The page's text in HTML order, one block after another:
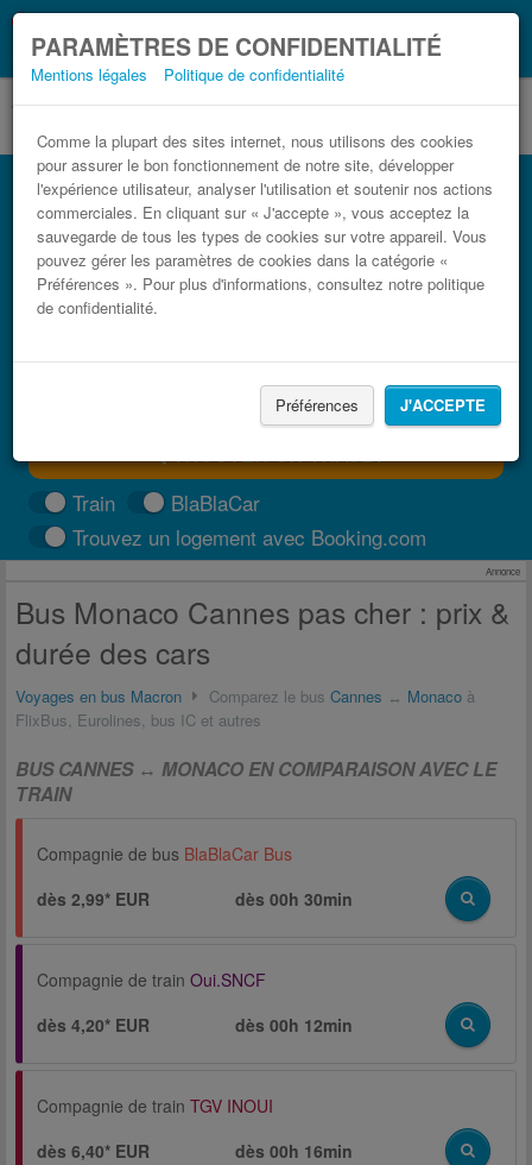
PARAMÈTRES DE CONFIDENTIALITÉ
Mentions légales Politique de confidentialité
Comme la plupart des sites internet, nous utilisons des cookies
pour assurer le bon fonctionnement de notre site, développer
l'expérience utilisateur, analyser l'utilisation et soutenir nos actions
commerciales. En cliquant sur « J'accepte », vous acceptez la
sauvegarde de tous les types de cookies sur votre appareil. Vous
pouvez gérer les paramètres de cookies dans la catégorie «
Préférences ». Pour plus d'informations, consultez notre politique
de confidentialité.
Préférences J'ACCEPTE
Coronavirus (COVID-19):Ce que vous devez
savoir, lorsque vous voyagez
Bus Cannes Monaco pas cher
Trouvez votre billet de bus moins cher
TROUVER UN TRAJET
Train
BlaBlaCar
Trouvez un logement avec Booking.com
Annonce
Bus Monaco Cannes pas cher : prix &
durée des cars
Voyages en bus Macron Comparez le bus Cannes ↔ Monaco à
FlixBus, Eurolines, bus IC et autres
BUS CANNES ↔ MONACO EN COMPARAISON AVEC LE
TRAIN
Compagnie de bus BlaBlaCar Bus
dès 2,99* EUR
dès00h 30min
Compagnie de train Oui.SNCF
dès 4,20* EUR
dès00h 12min
Compagnie de train TGV INOUI
dès 6,40* EUR
dès00h 16min